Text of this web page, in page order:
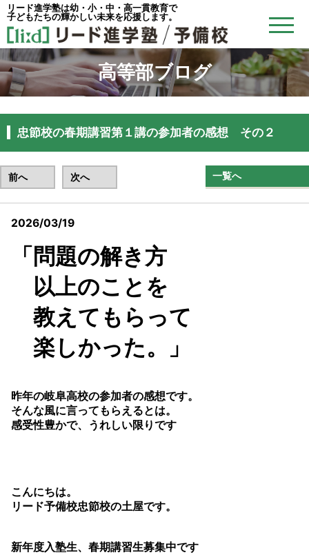
リード進学塾は幼・小・中・高一貫教育で
子どもたちの輝かしい未来を応援します。
高等部ブログ
忠節校の春期講習第１講の参加者の感想 その２
前へ 次へ 一覧へ
2026/03/19
「問題の解き方
以上のことを
教えてもらって
楽しかった。」
昨年の岐阜高校の参加者の感想です。
そんな風に言ってもらえるとは。
感受性豊かで、うれしい限りです
こんにちは。
リード予備校忠節校の土屋です。
新年度入塾生、春期講習生募集中です